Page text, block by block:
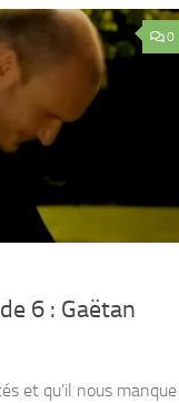
0
6 : Gaëtan
et qu’il nous manque